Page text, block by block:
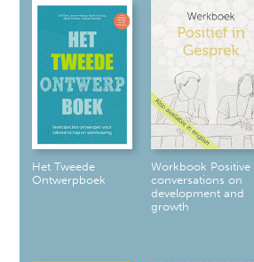
Het Tweede
Ontwerpboek
Workbook Positive
conversations on
development and
growth